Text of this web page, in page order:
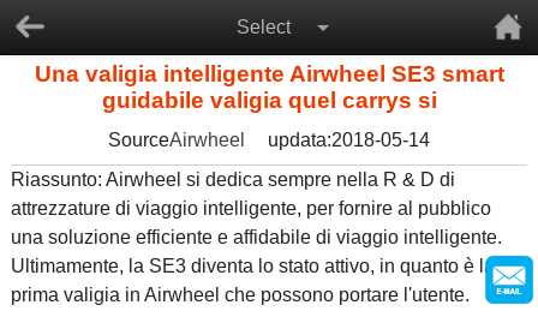
Select
Una valigia intelligente Airwheel SE3 smart
guidabile valigia quel carrys si
SourceAirwheel
updata:2018-05-14
Riassunto: Airwheel si dedica sempre nella R & D di
attrezzature di viaggio intelligente, per fornire al pubblico
una soluzione efficiente e affidabile di viaggio intelligente.
Ultimamente, la SE3 diventa lo stato attivo, in quanto è la
prima valigia in Airwheel che possono portare l'utente.